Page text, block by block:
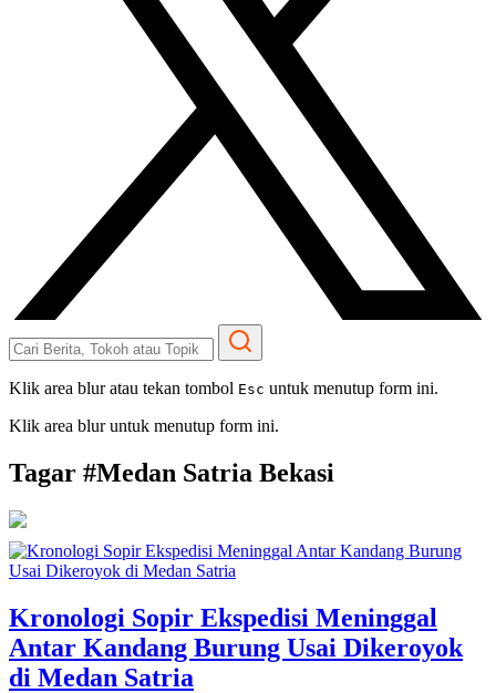
Klik area blur atau tekan tombol Esc untuk menutup form ini.
Klik area blur untuk menutup form ini.
Tagar #Medan Satria Bekasi
Kronologi Sopir Ekspedisi Meninggal
Antar Kandang Burung Usai Dikeroyok
di Medan Satria